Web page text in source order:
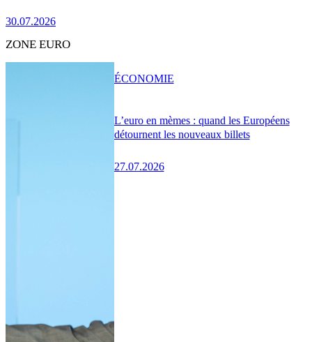
30.07.2026
ZONE EURO
L’euro en mèmes : quand les Européens
détournent les nouveaux billets
27.07.2026
ÉCONOMIE